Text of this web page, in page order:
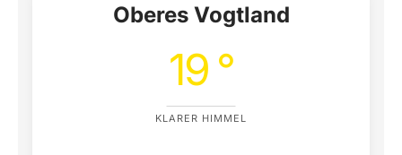
Oberes Vogtland
19 °
KLARER HIMMEL